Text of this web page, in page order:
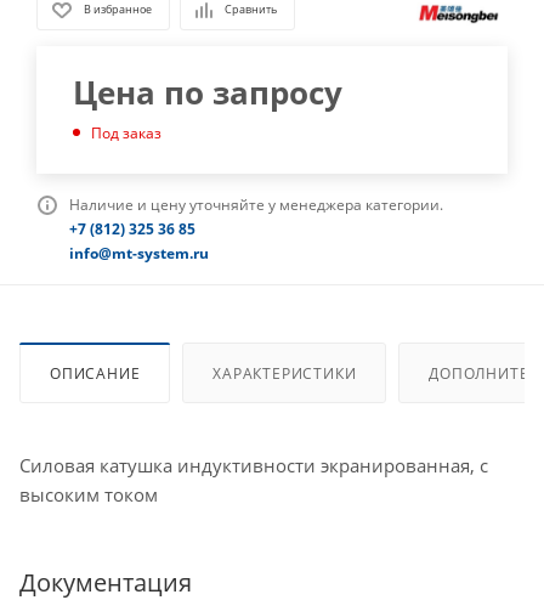
В избранное Сравнить
Цена по запросу
Под заказ
Наличие и цену уточняйте у менеджера категории.
+7 (812) 325 36 85
info@mt-system.ru
ОПИСАНИЕ ХАРАКТЕРИСТИКИ
Силовая катушка индуктивности экранированная, с
высоким током
Документация